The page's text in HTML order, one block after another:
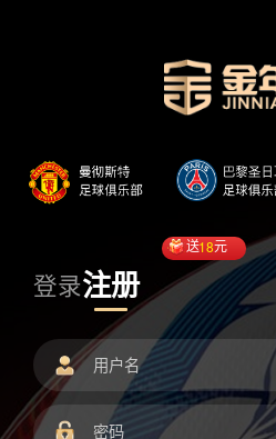
登录注册
送18元